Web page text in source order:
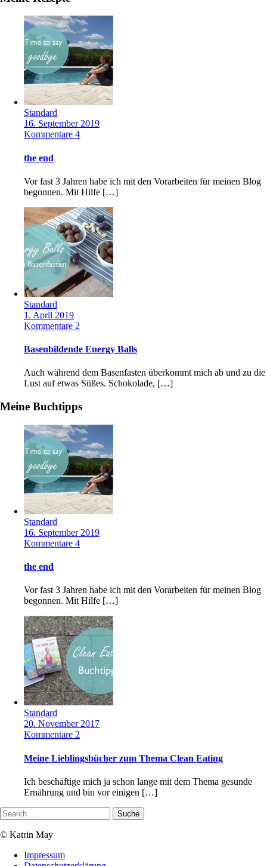
Standard
16. September 2019
Kommentare 4
the end
Vor fast 3 Jahren habe ich mit den Vorarbeiten für meinen Blog
begonnen. Mit Hilfe […]
Standard
1. April 2019
Kommentare 2
Basenbildende Energy Balls
Auch während dem Basenfasten überkommt mich ab und zu die
Lust auf etwas Süßes. Schokolade, […]
Meine Buchtipps
Standard
16. September 2019
Kommentare 4
the end
Vor fast 3 Jahren habe ich mit den Vorarbeiten für meinen Blog
begonnen. Mit Hilfe […]
Standard
20. November 2017
Kommentare 2
Meine Lieblingsbücher zum Thema Clean Eating
Ich beschäftige mich ja schon lange mit dem Thema gesunde
Ernährung und bin vor einigen […]
© Katrin May
Impressum